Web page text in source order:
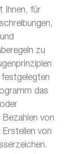
Ihnen, für
zu
das
von
von